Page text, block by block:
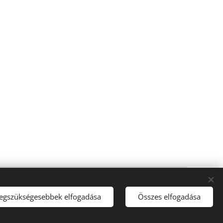
Sütik
Nyelvek
Magyar Deutsch English
elfogadása Összes elfogadása